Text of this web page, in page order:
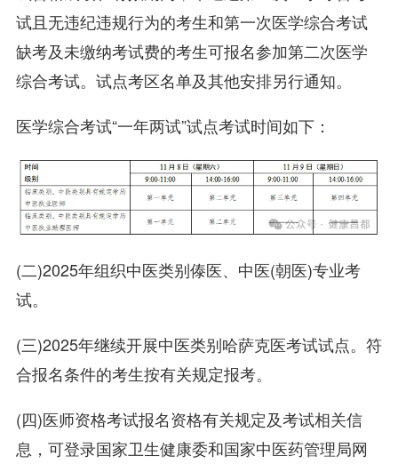
试且无违纪违规行为的考生和第一次医学综合考试
缺考及未缴纳考试费的考生可报名参加第二次医学
综合考试。试点考区名单及其他安排另行通知。
医学综合考试“一年两试”试点考试时间如下：
(二)2025年组织中医类别傣医、中医(朝医)专业考
试。
(三)2025年继续开展中医类别哈萨克医考试试点。符
合报名条件的考生按有关规定报考。
(四)医师资格考试报名资格有关规定及考试相关信
息，可登录国家卫生健康委和国家中医药管理局网